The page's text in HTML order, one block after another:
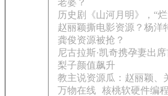
老婆？
历史剧《山河月明》，“
赵丽颖撕电影资源？杨洋
龚俊资源被抢？
尼古拉斯·凯奇携孕妻出
梨子颜值飙升
教主说资源瓜：赵丽颖、
万物在线
核桃软硬件编程